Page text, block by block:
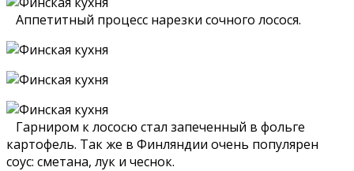
Аппетитный процесс нарезки сочного лосося.
Гарниром к лососю стал запеченный в фольге
картофель. Так же в Финляндии очень популярен
соус: сметана, лук и чеснок.